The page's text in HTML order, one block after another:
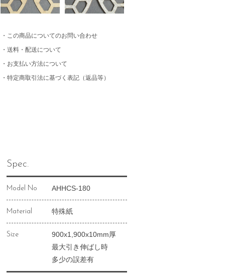
・ この商品についてのお問い合わせ
・ 送料・配送について
・ お支払い方法について
・ 特定商取引法に基づく表記（返品等）
Spec.
Model No AHHCS-180
Material 特殊紙
Size
900x1,900x10mm厚
最大引き伸ばし時
多少の誤差有